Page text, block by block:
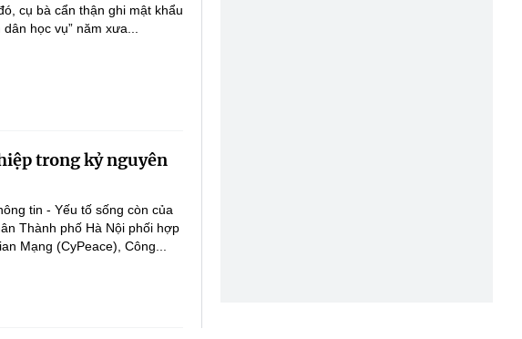
cụ bà cẩn thận ghi mật khẩu
học vụ” năm xưa...
trong kỷ nguyên
tin - Yếu tố sống còn của
Thành phố Hà Nội phối hợp
Mạng (CyPeace), Công...